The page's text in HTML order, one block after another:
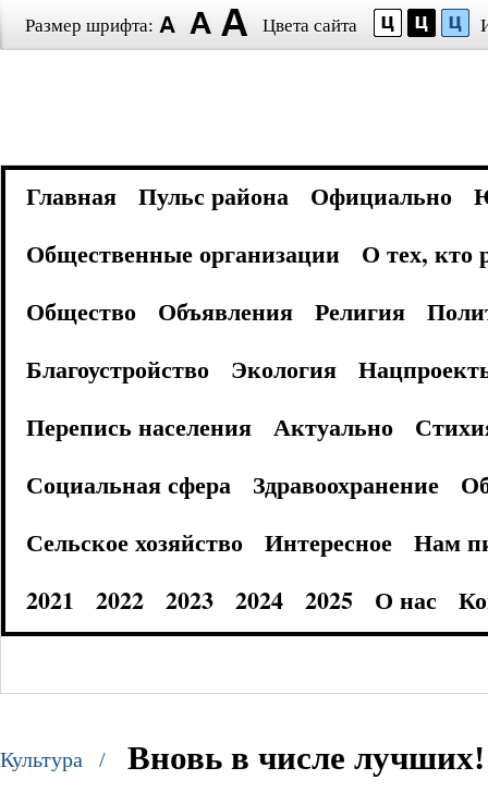
Размер шрифта: Цвета сайта
Главная Пульс района Официально
Общественные организации
О тех, кто
Общество
Объявления Религия
Благоустройство
Экология
Перепись населения
Актуально
Социальная сфера
Здравоохранение
Сельское хозяйство
Интересное
Нам
2021
2022 2023 2024 2025 О нас
Культура / Вновь в числе лучших!